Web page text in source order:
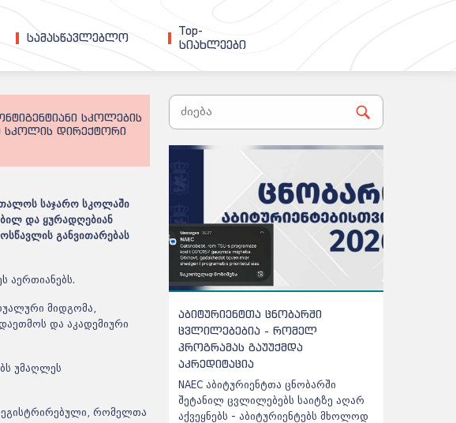
სამასწავლებლო
Top-
სიახლეები
სკოლების
სკოლის დირექტორი
საჯარო სკოლაში
და ყურადღებიან
განვითარებას
აერთიანებს.
მიდგომა,
და აკადემიური
უმაღლეს
რომელთა
აბიტურიენტთა ცნობარში
ცვლილებებია - რომელ
პროგრამას გაუუქმდა
აკრედიტაცია
NAEC აბიტურიენტთა ცნობარში
შეტანილ ცვლილებებს საიტზე აღარ
აქვეყნებს - აბიტურიენტებს მხოლოდ